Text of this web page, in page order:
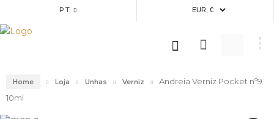
PT
Home Loja Unhas Verniz
Andreia Verniz Pocket nº9
10ml